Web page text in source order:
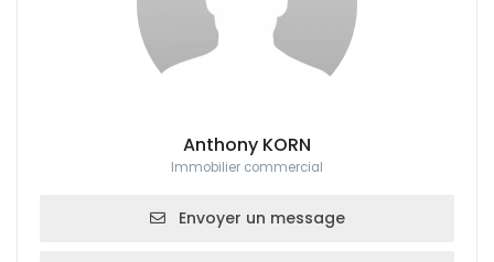
Anthony KORN
Immobilier commercial
Envoyer un message